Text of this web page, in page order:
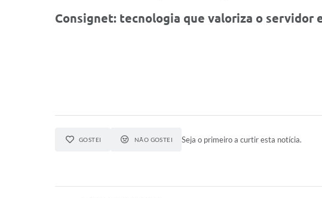
Consignet: tecnologia que valoriza o servidor
GOSTEI NÃO GOSTEI Seja o primeiro a curtir esta notícia.